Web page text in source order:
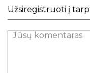
Užsiregistruoti į